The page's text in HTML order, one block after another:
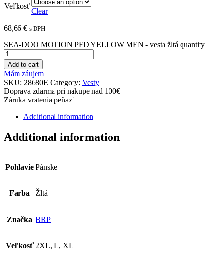
Veľkosť
Clear
68,66 € s DPH
SEA-DOO MOTION PFD YELLOW MEN - vesta žltá quantity
Add to cart
Mám záujem
SKU: 28680E Category: Vesty
Doprava zdarma pri nákupe nad 100€
Záruka vrátenia peňazí
Additional information
Additional information
Pohlavie Pánske
Farba Žltá
Značka BRP
Veľkosť 2XL, L, XL